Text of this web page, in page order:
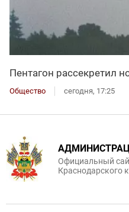
Пентагон рассекретил
Общество сегодня, 17:25
Официальный
Краснодарского